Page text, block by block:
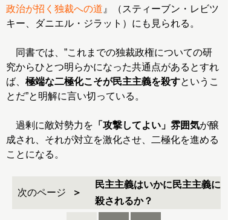
政治が招く独裁への道 』（スティーブン・レビツ
キー、ダニエル・ジラット）にも見られる。
同書では、”これまでの独裁政権についての研
究からひとつ明らかになった共通点があるとすれ
ば、 極端な二極化こそが民主主義を殺すというこ
とだ”と明解に言い切っている。
過剰に敵対勢力を 「攻撃してよい」雰囲気が醸
成され、それが対立を激化させ、二極化を進める
ことになる。
次のページ
民主主義はいかに民主主義に
殺されるか？